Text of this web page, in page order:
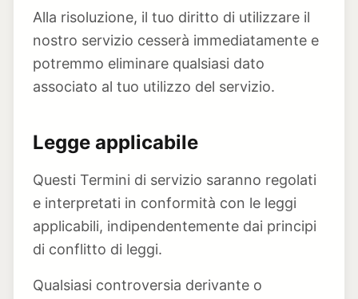
Alla risoluzione, il tuo diritto di utilizzare il
nostro servizio cesserà immediatamente e
potremmo eliminare qualsiasi dato
associato al tuo utilizzo del servizio.
Legge applicabile
Questi Termini di servizio saranno regolati
e interpretati in conformità con le leggi
applicabili, indipendentemente dai principi
di conflitto di leggi.
Qualsiasi controversia derivante o